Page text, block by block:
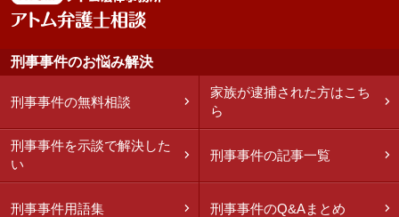
刑事事件のお悩み解決
刑事事件の無料相談
家族が逮捕された方はこち
ら
刑事事件を示談で解決した
い
刑事事件の記事一覧
刑事事件用語集 刑事事件のQ&Aまとめ